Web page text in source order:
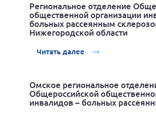
Региональное отделение
общественной организации
больных рассеянным
Нижегородской области
Читать далее
Омское региональное
Общероссийской
инвалидов – больных